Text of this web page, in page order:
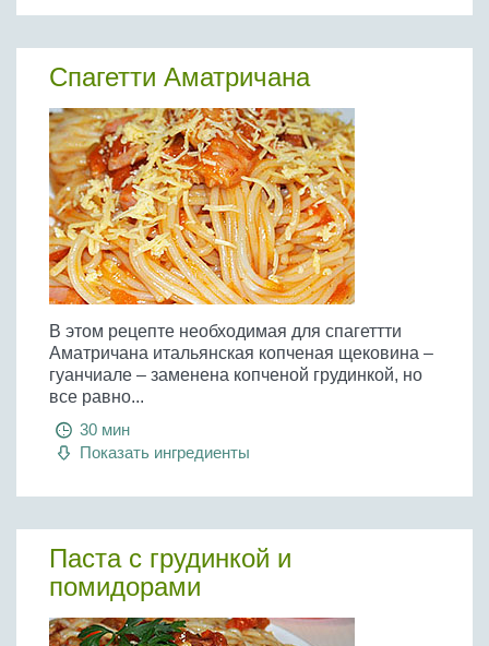
Спагетти Аматричана
В этом рецепте необходимая для спагеттти
Аматричана итальянская копченая щековина –
гуанчиале – заменена копченой грудинкой, но
все равно...
30 мин
Показать ингредиенты
Паста с грудинкой и
помидорами